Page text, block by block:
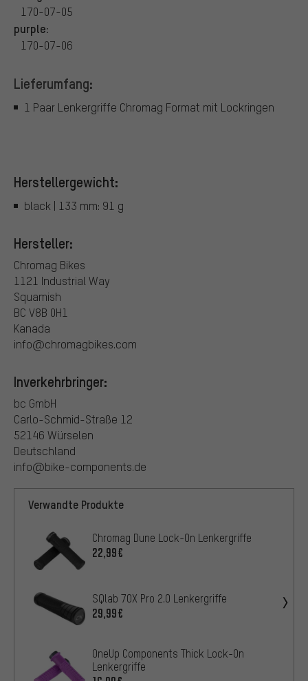
170-07-05
purple:
170-07-06
Lieferumfang:
1 Paar Lenkergriffe Chromag Format mit Lockringen
Herstellergewicht:
black | 133 mm: 91 g
Hersteller:
Chromag Bikes
1121 Industrial Way
Squamish
BC V8B 0H1
Kanada
info@chromagbikes.com
Inverkehrbringer:
bc GmbH
Carlo-Schmid-Straße 12
52146 Würselen
Deutschland
info@bike-components.de
Verwandte Produkte
Chromag Dune Lock-On Lenkergriffe
22,99€
SQlab 7OX Pro 2.0 Lenkergriffe
29,99€
OneUp Components Thick Lock-On
Lenkergriffe